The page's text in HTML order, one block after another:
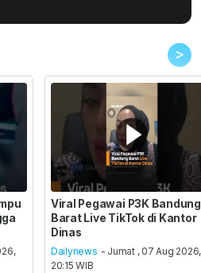
>
Viral Pegawai P3K Bandung
Barat Live TikTok di Kantor
Dinas
Dailynews - Jumat , 07 Aug 2026,
20:15 WIB